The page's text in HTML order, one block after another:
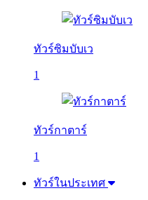
ทัวร์ซิมบับเว
1
ทัวร์กาตาร์
1
ทัวร์ในประเทศ